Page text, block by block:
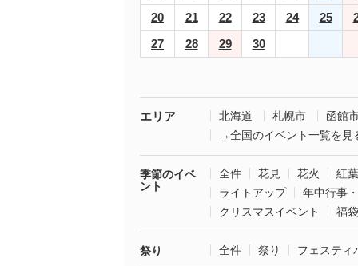
20
21 22 23 24 25
27
28 29 30
エリア 北海道 札幌市
函館
→全国のイベント一覧を見
季節のイベ
ント
全件 花見 花火
紅葉
ライトアップ
年中行事
クリスマスイベント
福
祭り 全件 祭り フェスティ